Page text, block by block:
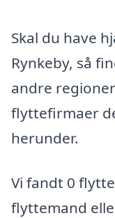
Skal du have
Rynkeby, så
andre
flyttefirmaer
herunder.
Vi fandt 0
flyttemand